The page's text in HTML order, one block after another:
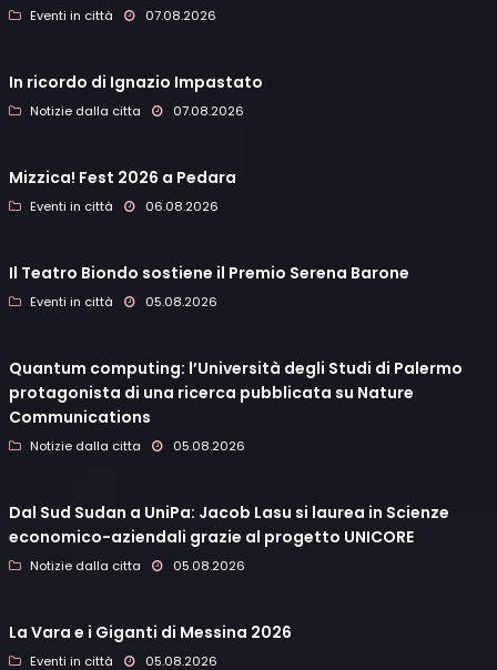
Eventi in città 07.08.2026
In ricordo di Ignazio Impastato
Notizie dalla citta 07.08.2026
Mizzica! Fest 2026 a Pedara
Eventi in città 06.08.2026
Il Teatro Biondo sostiene il Premio Serena Barone
Eventi in città 05.08.2026
Quantum computing: l’Università degli Studi di Palermo
protagonista di una ricerca pubblicata su Nature
Communications
Notizie dalla citta 05.08.2026
Dal Sud Sudan a UniPa: Jacob Lasu si laurea in Scienze
economico-aziendali grazie al progetto UNICORE
Notizie dalla citta 05.08.2026
La Vara e i Giganti di Messina 2026
Eventi in città 05.08.2026